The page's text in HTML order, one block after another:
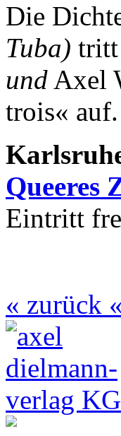
Die
Tuba) tritt
und Axel
trois« auf.
Queeres
Eintritt
« zurück «